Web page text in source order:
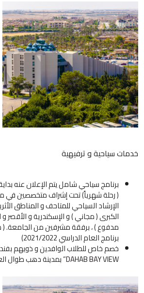
خدمات سياحية و ترفيهية
برنامج سياحي شامل يتم الإعلان عنه
( رحلة شهرياً) تحت إشراف متخصصين في
الإرشاد السياحي للمتاحف و المناطق
الكبرى ( مجاني ) و الإسكندرية و
مدفوع ) ، برفقة مشرفين من الجامعة.
برنامج العام الدراسي 2021/2022)
DAHAB BAY VIEW” بمدينة دهب طوال العام .